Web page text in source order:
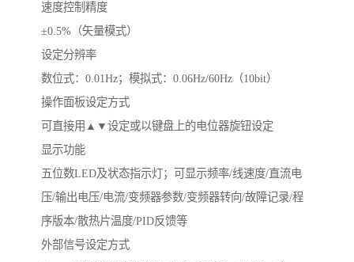
速度控制精度
±0.5%（矢量模式）
设定分辨率
数位式：0.01Hz；模拟式：0.06Hz/60Hz（10bit）
操作面板设定方式
可直接用▲▼设定或以键盘上的电位器旋钮设定
显示功能
五位数LED及状态指示灯；可显示频率/线速度/直流电
压/输出电压/电流/变频器参数/变频器转向/故障记录/程
序版本/散热片温度/PID反馈等
外部信号设定方式